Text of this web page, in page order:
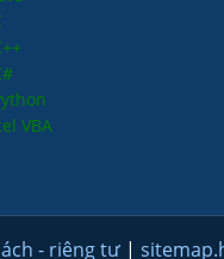
VBA
- riêng tư |